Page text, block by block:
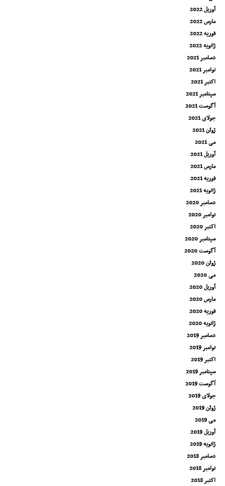
آوریل 2022
مارس 2022
فوریه 2022
ژانویه 2022
دسامبر 2021
نوامبر 2021
اکتبر 2021
سپتامبر 2021
آگوست 2021
جولای 2021
ژوئن 2021
می 2021
آوریل 2021
مارس 2021
فوریه 2021
ژانویه 2021
دسامبر 2020
نوامبر 2020
اکتبر 2020
سپتامبر 2020
آگوست 2020
ژوئن 2020
می 2020
آوریل 2020
مارس 2020
فوریه 2020
ژانویه 2020
دسامبر 2019
نوامبر 2019
اکتبر 2019
سپتامبر 2019
آگوست 2019
جولای 2019
ژوئن 2019
می 2019
آوریل 2019
ژانویه 2019
دسامبر 2018
نوامبر 2018
اکتبر 2018